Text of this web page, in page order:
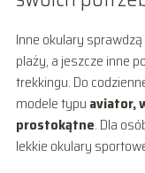
Inne okulary
plaży, a jeszcze inne
trekkingu. Do
modele typu aviator,
prostokątne. Dla
lekkie okulary